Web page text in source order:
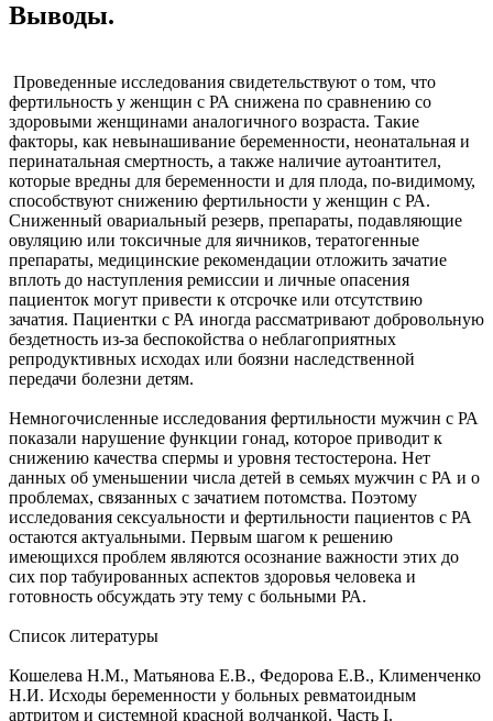
Выводы.
Проведенные исследования свидетельствуют о том, что
фертильность у женщин с РА снижена по сравнению со
здоровыми женщинами аналогичного возраста. Такие
факторы, как невынашивание беременности, неонатальная и
перинатальная смертность, а также наличие аутоантител,
которые вредны для беременности и для плода, по-видимому,
способствуют снижению фертильности у женщин с РА.
Сниженный овариальный резерв, препараты, подавляющие
овуляцию или токсичные для яичников, тератогенные
препараты, медицинские рекомендации отложить зачатие
вплоть до наступления ремиссии и личные опасения
пациенток могут привести к отсрочке или отсутствию
зачатия. Пациентки с РА иногда рассматривают добровольную
бездетность из-за беспокойства о неблагоприятных
репродуктивных исходах или боязни наследственной
передачи болезни детям.
Немногочисленные исследования фертильности мужчин с РА
показали нарушение функции гонад, которое приводит к
снижению качества спермы и уровня тестостерона. Нет
данных об уменьшении числа детей в семьях мужчин с РА и о
проблемах, связанных с зачатием потомства. Поэтому
исследования сексуальности и фертильности пациентов с РА
остаются актуальными. Первым шагом к решению
имеющихся проблем являются осознание важности этих до
сих пор табуированных аспектов здоровья человека и
готовность обсуждать эту тему с больными РА.
Список литературы
Кошелева Н.М., Матьянова Е.В., Федорова Е.В., Клименченко
Н.И. Исходы беременности у больных ревматоидным
артритом и системной красной волчанкой. Часть I.